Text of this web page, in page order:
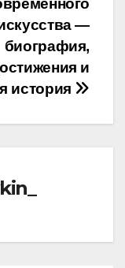
—
биография,
и
история